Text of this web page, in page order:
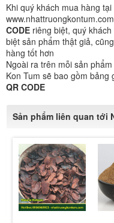
Khi quý khách mua hàng tại
CODE riêng biệt, quý
biệt sản phẩm thật giả,
hàng tốt hơn
Ngoài ra trên mỗi sản
Kon Tum sẽ bao gồm bảng
QR CODE
Sản phẩm liên quan tới